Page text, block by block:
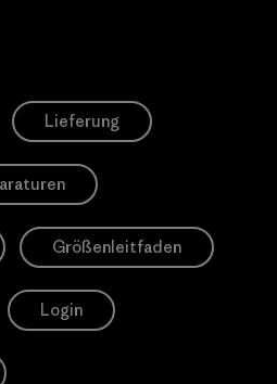
Lieferung
Größenleitfaden
Login